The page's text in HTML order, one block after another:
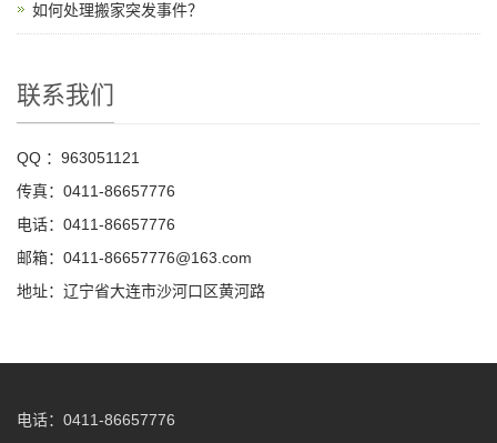
如何处理搬家突发事件？
联系我们
QQ ：963051121
传真：0411-86657776
电话：0411-86657776
邮箱：0411-86657776@163.com
地址：辽宁省大连市沙河口区黄河路
电话： 0411-86657776